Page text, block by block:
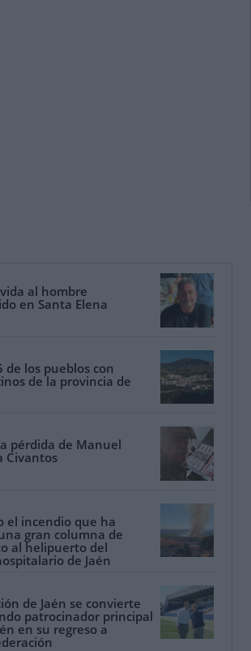
al hombre
en Santa Elena
de los pueblos con
de la provincia de
pérdida de Manuel
Civantos
el incendio que ha
gran columna de
al helipuerto del
de Jaén
de Jaén se convierte
patrocinador principal
en su regreso a